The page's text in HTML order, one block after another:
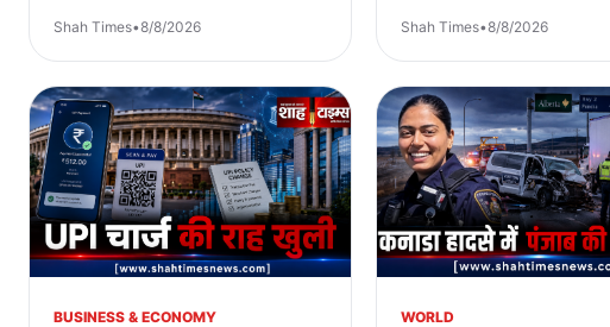
Shah Times•8/8/2026 Shah Times•8/8/2026
BUSINESS & ECONOMY WORLD